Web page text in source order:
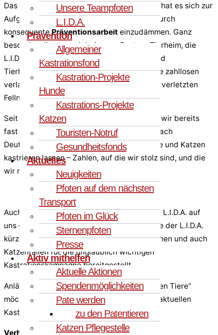
Unsere Teampfoten
L.I.D.A.
Prävention
Allgemeiner
Kastrationsfond
Kastration-Projekte
Hunde
Kastrations-Projekte
Katzen
Touristen-Notruf
Gesundheitsfonds
Aktuelles
Neuigkeiten
Pfoten auf dem nächsten
Transport
Pfoten im Glück
Sternenpfoten
Presse
Aktiv mithelfen
Aktuelle Aktionen
Spendenmöglichkeiten
Pate werden
zu den Patentieren
Katzen Pflegestelle
Das Team der PfotenFreunde Sardinien e.V. hat es sich zur
Aufgabe gemacht, dasendlose Tierelenddurch
konsequentePräventionsarbeit einzudämmen. Ganz
besonders liegt uns dabei unser Partner-Tierheim, die
L.I.D.A. in Olbia, am Herzen. Unermüdlich sind
Tierheimleiterin Cosetta und ihr Team für die zahllosen
verlassenen, geschundenen und oft schwer verletzten
Fellnasen und Samtpfoten im Einsatz.
Seit unserer Vereinsgründung 2021 konnten wir bereits
fast 300 Hunde und Katzen von Sardinien nach
Deutschland vermitteln und über160
Hunde und Katzen
kastrieren lassen – Zahlen, auf die wir stolz sind, und die
wir mit Ihrer Hilfe weiter steigern möchten!
Auch bei materieller Unterstützung kann die L.I.D.A. auf
uns – auf Sie zählen. So haben wir die Hunde der L.I.D.A.
kürzlich mit Plastikkörbchen ausstatten können und auch
Katzenfallen für die unglaublich wichtigen
Kastrationskampagne bereitgestellt.
Anlässlich des heutigen „Tag der obdachlosen Tiere“
möchten wir Sie um Unterstützung unserer aktuellen
Kastrationsprojekte bitten.
Verhindern Sie mit uns weiteres Tierleid!